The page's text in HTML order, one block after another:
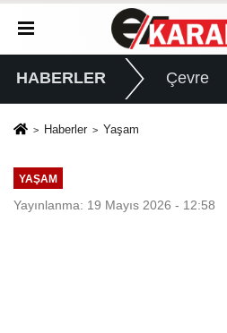
HABERLER Çevre
Haberler Yaşam
YAŞAM
Yayınlanma: 19 Mayıs 2026 - 12:58